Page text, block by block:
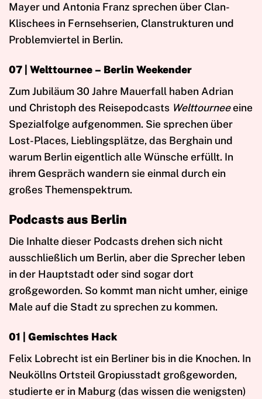
Mayer und Antonia Franz sprechen über Clan-
Klischees in Fernsehserien, Clanstrukturen und
Problemviertel in Berlin.
07 | Welttournee – Berlin Weekender
Zum Jubiläum 30 Jahre Mauerfall haben Adrian
und Christoph des Reisepodcasts Welttourneeeine
Spezialfolge aufgenommen. Sie sprechen über
Lost-Places, Lieblingsplätze, das Berghain und
warum Berlin eigentlich alle Wünsche erfüllt. In
ihrem Gespräch wandern sie einmal durch ein
großes Themenspektrum.
Podcasts aus Berlin
Die Inhalte dieser Podcasts drehen sich nicht
ausschließlich um Berlin, aber die Sprecher leben
in der Hauptstadt oder sind sogar dort
großgeworden. So kommt man nicht umher, einige
Male auf die Stadt zu sprechen zu kommen.
01 | Gemischtes Hack
Felix Lobrecht ist ein Berliner bis in die Knochen. In
Neuköllns Ortsteil Gropiusstadt großgeworden,
studierte er in Maburg (das wissen die wenigsten)